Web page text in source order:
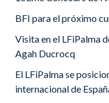
BFI para el próximo
Visita en el LFiPalma
Agah Ducrocq
El LFiPalma se
internacional de